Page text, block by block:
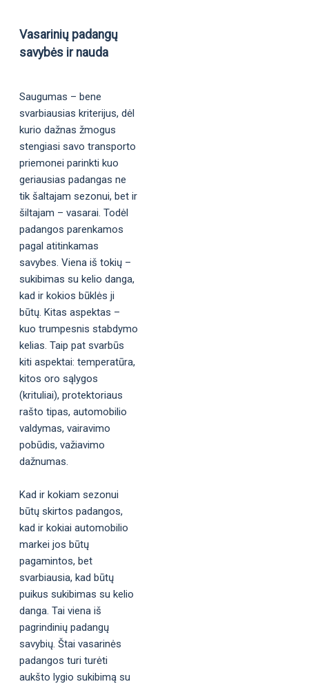
Vasarinių padangų
savybės ir nauda
Saugumas – bene
svarbiausias kriterijus, dėl
kurio dažnas žmogus
stengiasi savo transporto
priemonei parinkti kuo
geriausias padangas ne
tik šaltajam sezonui, bet ir
šiltajam – vasarai. Todėl
padangos parenkamos
pagal atitinkamas
savybes. Viena iš tokių –
sukibimas su kelio danga,
kad ir kokios būklės ji
būtų. Kitas aspektas –
kuo trumpesnis stabdymo
kelias. Taip pat svarbūs
kiti aspektai: temperatūra,
kitos oro sąlygos
(krituliai), protektoriaus
rašto tipas, automobilio
valdymas, vairavimo
pobūdis, važiavimo
dažnumas.
Kad ir kokiam sezonui
būtų skirtos padangos,
kad ir kokiai automobilio
markei jos būtų
pagamintos, bet
svarbiausia, kad būtų
puikus sukibimas su kelio
danga. Tai viena iš
pagrindinių padangų
savybių. Štai vasarinės
padangos turi turėti
aukšto lygio sukibimą su